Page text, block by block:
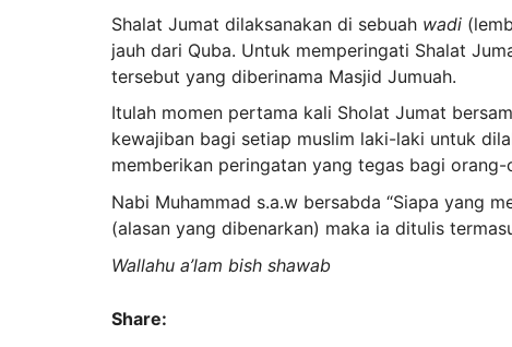
Shalat Jumat dilaksanakan di sebuah wadi
jauh dari Quba. Untuk memperingati Shalat
tersebut yang diberinama Masjid Jumuah.
Itulah momen pertama kali Sholat Jumat
kewajiban bagi setiap muslim laki-laki untuk
memberikan peringatan yang tegas bagi
Nabi Muhammad s.a.w bersabda “Siapa yang
(alasan yang dibenarkan) maka ia ditulis
Wallahu a’lam bish shawab
Share: